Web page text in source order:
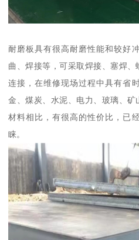
耐磨板具有很高耐磨性能和较好
曲、焊接等，可采取焊接、塞焊
连接，在维修现场过程中具有省
金、煤炭、水泥、电力、玻璃、
材料相比，有很高的性价比，已
睐。